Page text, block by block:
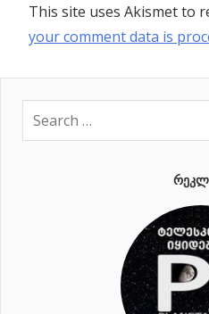
This site uses Akismet to
your comment data is